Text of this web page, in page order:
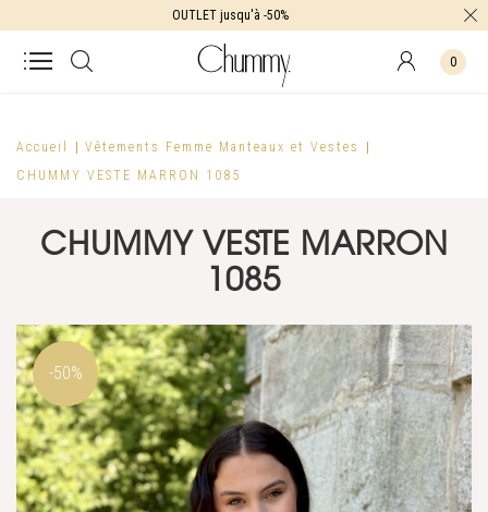
OUTLET jusqu'à -50%
0
Accueil Vêtements Femme Manteaux et Vestes
CHUMMY VESTE MARRON 1085
CHUMMY VESTE MARRON
1085
-50%